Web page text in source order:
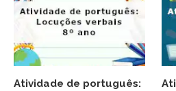
Atividade de português: